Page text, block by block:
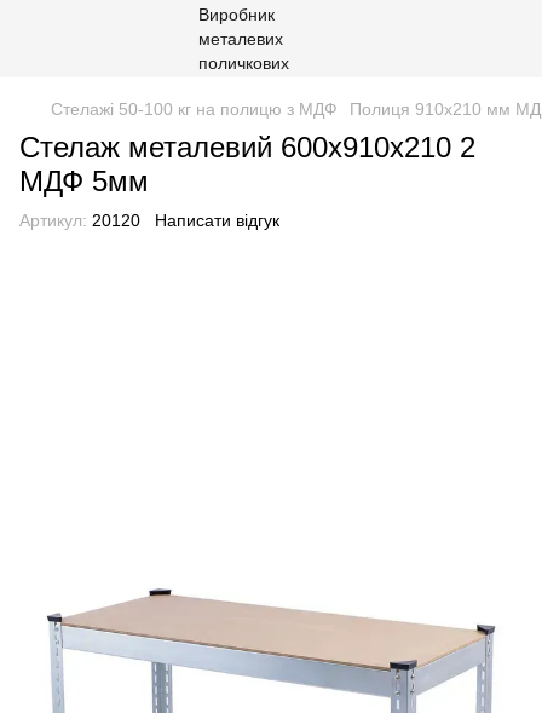
Стелажі 50-100 кг на полицю з МДФ Полиця 910х210 мм
Стелаж металевий 600х910х210 2
МДФ 5мм
Артикул: 20120 Написати відгук